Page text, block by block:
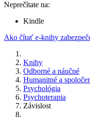
Neprečítate na:
Kindle
Ako čítať e-knihy
Knihy
Odborné a náučné
Humanitné a
Psychológia
Psychoterapia
Závislost